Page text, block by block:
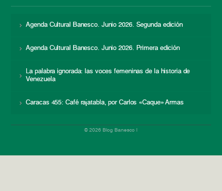
Agenda Cultural Banesco. Junio 2026. Segunda edición
Agenda Cultural Banesco. Junio 2026. Primera edición
La palabra ignorada: las voces femeninas de la historia de
Venezuela
Caracas 455: Café rajatabla, por Carlos «Caque» Armas
© 2026 Blog Banesco |